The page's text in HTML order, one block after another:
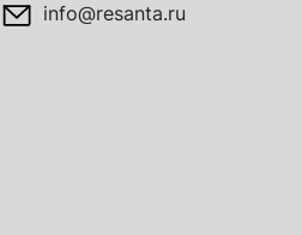
info@resanta.ru